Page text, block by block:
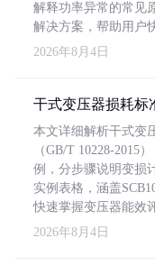
解释功率异常的常见
解决方案，帮助用户
2026年8月4日
干式变压器损耗标
本文详细解析干式变
（GB/T 10228-2015
例，分步骤说明变损
实例表格，涵盖
快速掌握变压器能效
2026年8月4日